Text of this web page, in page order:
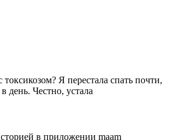
токсикозом? Я перестала спать почти,
день. Честно, устала
в приложении maam